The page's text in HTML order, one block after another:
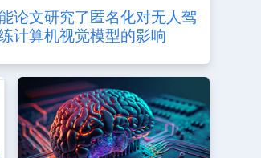
论文研究了匿名化对无人驾
计算机视觉模型的影响